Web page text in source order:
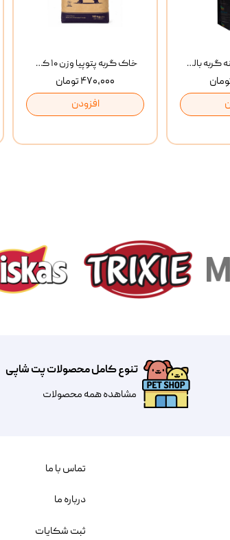
خاک گربه پتوپیا وزن ۱۰ کیلوگرم
۴۷۰,۰۰۰ تومان
افزودن
غذای خشک روزانه گربه بالغ مفید MoFeed Adult Daily Cat Food وزن 2 کیلوگرم
تنوع کامل محصولات پت شاپی
مشاهده همه محصولات
تماس با ما
درباره ما
ثبت شکایات